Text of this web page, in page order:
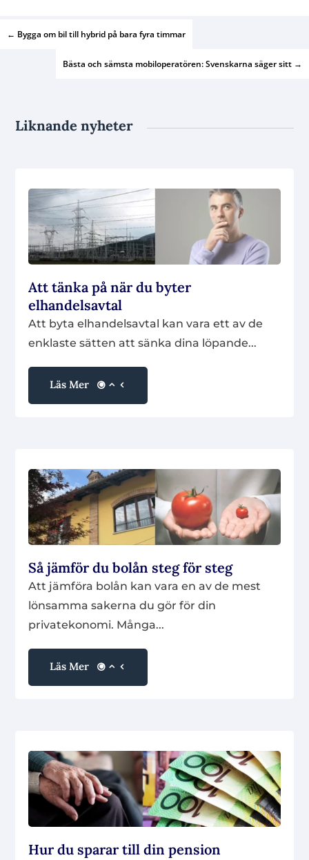
← Bygga om bil till hybrid på bara fyra timmar
Bästa och sämsta mobiloperatören: Svenskarna säger sitt →
Liknande nyheter
Att tänka på när du byter
elhandelsavtal
Att byta elhandelsavtal kan vara ett av de
enklaste sätten att sänka dina löpande...
Läs Mer
Så jämför du bolån steg för steg
Att jämföra bolån kan vara en av de mest
lönsamma sakerna du gör för din
privatekonomi. Många...
Läs Mer
Hur du sparar till din pension